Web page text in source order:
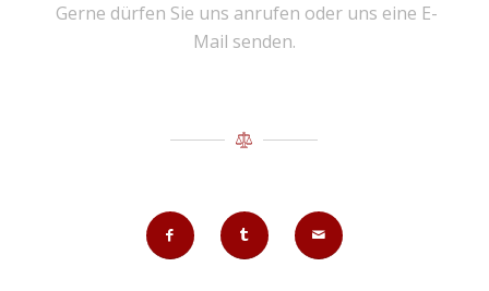
Gerne dürfen Sie uns anrufen oder uns eine E-
Mail senden.